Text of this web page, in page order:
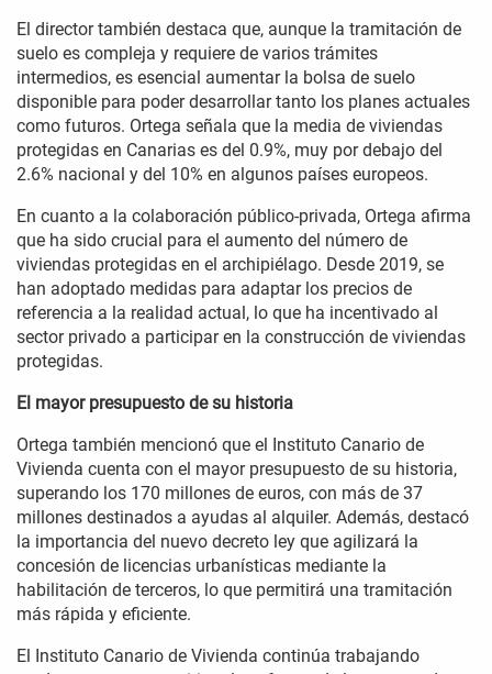
El director también destaca que, aunque la tramitación de
suelo es compleja y requiere de varios trámites
intermedios, es esencial aumentar la bolsa de suelo
disponible para poder desarrollar tanto los planes actuales
como futuros. Ortega señala que la media de viviendas
protegidas en Canarias es del 0.9%, muy por debajo del
2.6% nacional y del 10% en algunos países europeos.
En cuanto a la colaboración público-privada, Ortega afirma
que ha sido crucial para el aumento del número de
viviendas protegidas en el archipiélago. Desde 2019, se
han adoptado medidas para adaptar los precios de
referencia a la realidad actual, lo que ha incentivado al
sector privado a participar en la construcción de viviendas
protegidas.
El mayor presupuesto de su historia
Ortega también mencionó que el Instituto Canario de
Vivienda cuenta con el mayor presupuesto de su historia,
superando los 170 millones de euros, con más de 37
millones destinados a ayudas al alquiler. Además, destacó
la importancia del nuevo decreto ley que agilizará la
concesión de licencias urbanísticas mediante la
habilitación de terceros, lo que permitirá una tramitación
más rápida y eficiente.
El Instituto Canario de Vivienda continúa trabajando